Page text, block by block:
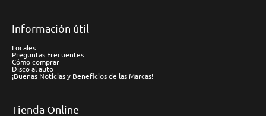
Información útil
Locales
Preguntas Frecuentes
Cómo comprar
Disco al auto
¡Buenas Noticias y Beneficios de las Marcas!
Tienda Online